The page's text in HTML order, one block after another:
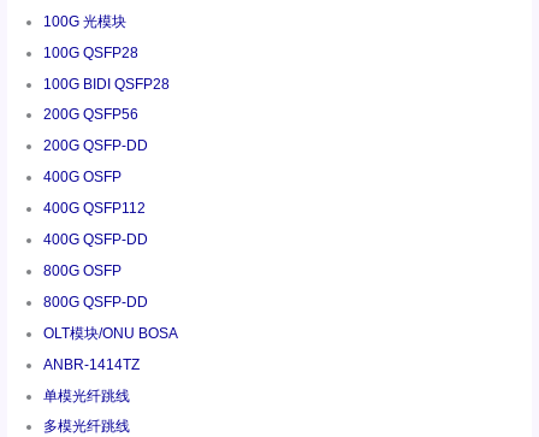
100G 光模块
100G QSFP28
100G BIDI QSFP28
200G QSFP56
200G QSFP-DD
400G OSFP
400G QSFP112
400G QSFP-DD
800G OSFP
800G QSFP-DD
OLT模块/ONU BOSA
ANBR-1414TZ
单模光纤跳线
多模光纤跳线